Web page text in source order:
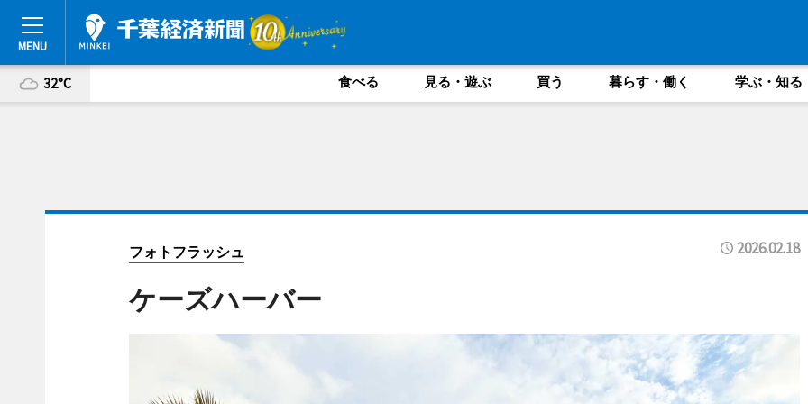
32°C 食べる 見る・遊ぶ 買う 暮らす・働く 学ぶ・知る
フォトフラッシュ 2026.02.18
ケーズハーバー